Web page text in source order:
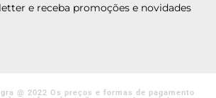
e receba promoções e novidades
@ 2022 Os preços e formas de pagamento